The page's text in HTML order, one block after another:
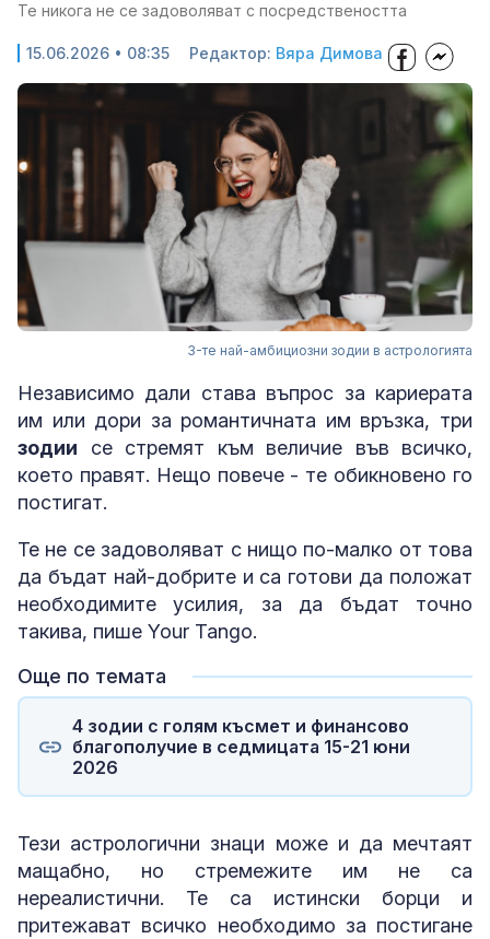
Те никога не се задоволяват с посредствеността
15.06.2026 • 08:35 Редактор: Вяра Димова
3-те най-амбициозни зодии в астрологията
Независимо дали става въпрос за кариерата
им или дори за романтичната им връзка, три
зодии се стремят към величие във всичко,
което правят. Нещо повече - те обикновено го
постигат.
Те не се задоволяват с нищо по-малко от това
да бъдат най-добрите и са готови да положат
необходимите усилия, за да бъдат точно
такива, пише Your Tango.
Още по темата
4 зодии с голям късмет и финансово
благополучие в седмицата 15-21 юни
2026
Тези астрологични знаци може и да мечтаят
мащабно, но стремежите им не са
нереалистични. Те са истински борци и
притежават всичко необходимо за постигане